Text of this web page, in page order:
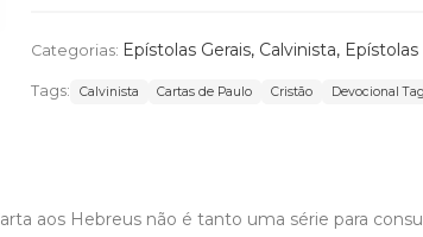
Categorias: Epístolas Gerais, Calvinista, Epístolas
Tags: Calvinista Cartas de Paulo Cristão Devocional
aos Hebreus não é tanto uma série para